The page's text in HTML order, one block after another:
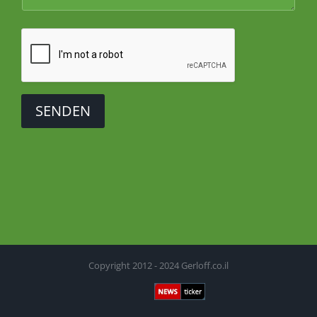
SENDEN
Copyright 2012 - 2024 Gerloff.co.il
Facebook
YouTube
Newsticker